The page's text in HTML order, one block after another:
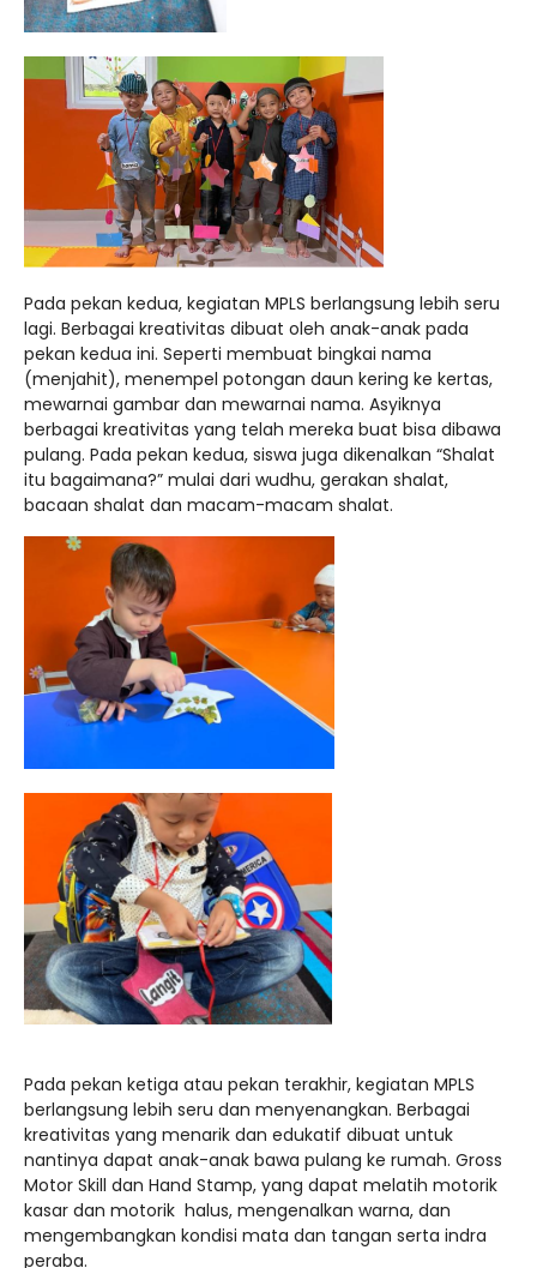
Pada pekan kedua, kegiatan MPLS berlangsung lebih seru
lagi. Berbagai kreativitas dibuat oleh anak-anak pada
pekan kedua ini. Seperti membuat bingkai nama
(menjahit), menempel potongan daun kering ke kertas,
mewarnai gambar dan mewarnai nama. Asyiknya
berbagai kreativitas yang telah mereka buat bisa dibawa
pulang. Pada pekan kedua, siswa juga dikenalkan “Shalat
itu bagaimana?” mulai dari wudhu, gerakan shalat,
bacaan shalat dan macam-macam shalat.
Pada pekan ketiga atau pekan terakhir, kegiatan MPLS
berlangsung lebih seru dan menyenangkan. Berbagai
kreativitas yang menarik dan edukatif dibuat untuk
nantinya dapat anak-anak bawa pulang ke rumah. Gross
Motor Skill dan Hand Stamp, yang dapat melatih motorik
kasar dan motorik halus, mengenalkan warna, dan
mengembangkan kondisi mata dan tangan serta indra
peraba.